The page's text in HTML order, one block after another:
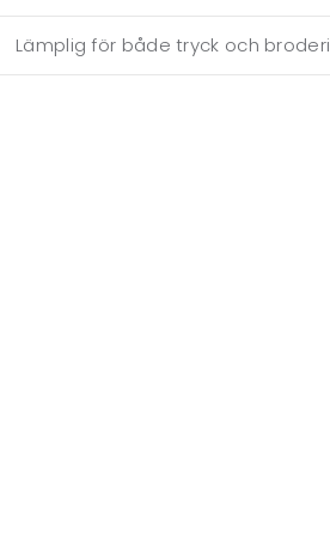
Lämplig för både tryck och broderi